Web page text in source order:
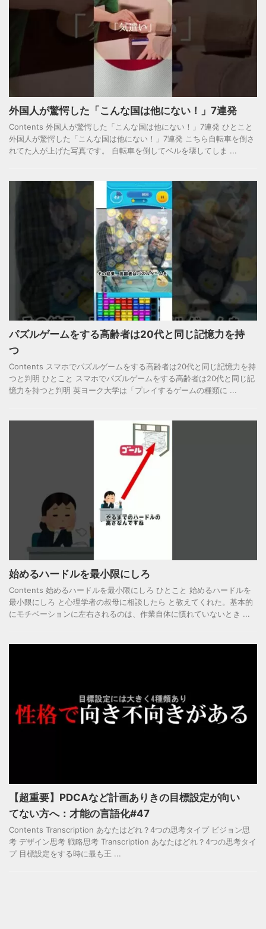
外国人が驚愕した「こんな国は他にない！」7連発
Contents 外国人が驚愕した「こんな国は他にない！」7連発 ひとこと
外国人が驚愕した「こんな国は他にない！」7連発 こちら自転車を倒さ
れてた人が上げた写真です。 自転車を倒してベルを壊してしま ...
パズルゲームをする高齢者は20代と同じ記憶力を持
つ
Contents スマホでパズルゲームをする高齢者は20代と同じ記憶力を持
つと判明 ひとこと スマホでパズルゲームをする高齢者は20代と同じ記
憶力を持つと判明 英ヨーク大学は「プレイするゲームの種類に ...
始めるハードルを最小限にしろ
Contents 始めるハードルを最小限にしろ ひとこと 始めるハードルを
最小限にしろ と心理学者の叔母に相談したら と教えてくれた。基本的
にモチベーションに左右されるのは、作業自体に慣れていないとき ...
【超重要】PDCAなど計画ありきの目標設定が向い
てない方へ：才能の言語化#47
Contents Transcription あなたはどれ？4つの思考タイプ ビジョン思
考 デザイン思考 戦略思考 Transcription あなたはどれ？4つの思考タイ
プ 目標設定をする時に最も王 ...